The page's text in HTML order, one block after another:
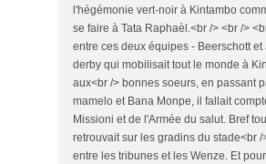
l'hégémonie vert-noir à Kintambo
se faire à Tata Raphaèl.<br /> <br />
entre ces deux équipes - Beerschott
derby qui mobilisait tout le monde à
aux<br /> bonnes soeurs, en passant
mamelo et Bana Monpe, il fallait
Missioni et de l'Armée du salut. Bref
retrouvait sur les gradins du stade<br
entre les tribunes et les Wenze. Et